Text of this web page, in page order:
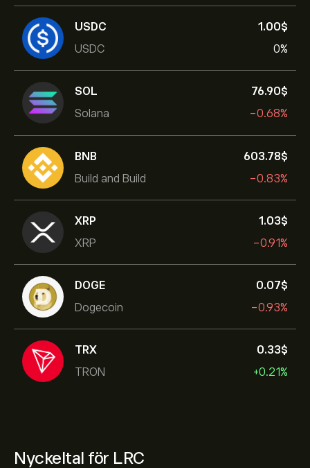
USDC
USDC
1.00‎$‎
0%
SOL
Solana
76.90‎$‎
-0.68%
BNB
Build and Build
603.78‎$‎
-0.83%
XRP
XRP
1.03‎$‎
-0.91%
DOGE
Dogecoin
0.07‎$‎
-0.93%
TRX
TRON
0.33‎$‎
+0.21%
Nyckeltal för LRC